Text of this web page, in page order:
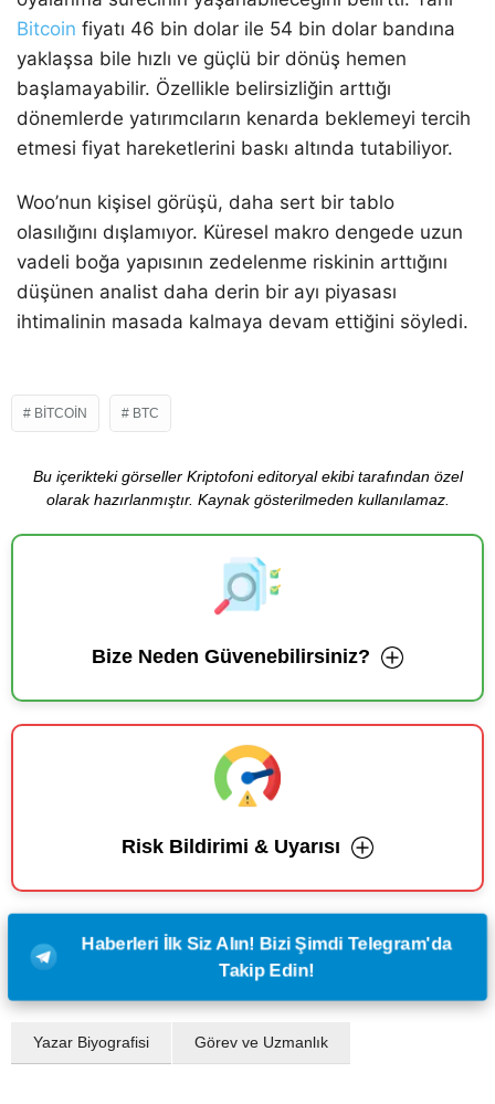
Bitcoin fiyatı 46 bin dolar ile 54 bin dolar bandına
yaklaşsa bile hızlı ve güçlü bir dönüş hemen
başlamayabilir. Özellikle belirsizliğin arttığı
dönemlerde yatırımcıların kenarda beklemeyi tercih
etmesi fiyat hareketlerini baskı altında tutabiliyor.
Woo’nun kişisel görüşü, daha sert bir tablo
olasılığını dışlamıyor. Küresel makro dengede uzun
vadeli boğa yapısının zedelenme riskinin arttığını
düşünen analist daha derin bir ayı piyasası
ihtimalinin masada kalmaya devam ettiğini söyledi.
BITCOIN BTC
Bu içerikteki görseller Kriptofoni editoryal ekibi tarafından özel
olarak hazırlanmıştır. Kaynak gösterilmeden kullanılamaz.
Bize Neden Güvenebilirsiniz?
Risk Bildirimi & Uyarısı
Haberleri İlk Siz Alın! Bizi Şimdi Telegram'da
Takip Edin!
Yazar Biyografisi Görev ve Uzmanlık